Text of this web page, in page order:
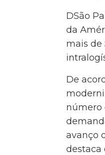
DSão
da
mais de
De
número
avanço
destaca